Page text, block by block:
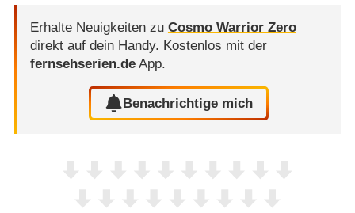
Erhalte Neuigkeiten zu Cosmo Warrior Zero
direkt auf dein Handy. Kostenlos mit der
fernsehserien.deApp.
Benachrichtige mich